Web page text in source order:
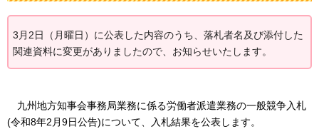
3月2日（月曜日）に公表した内容のうち、落札者名及び添付した
関連資料に変更がありましたので、お知らせいたします。
九州地方知事会事務局業務に係る労働者派遣業務の一般競争入札
(令和8年2月9日公告)について、入札結果を公表します。